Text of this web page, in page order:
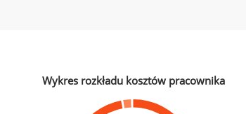
Wykres rozkładu kosztów pracownika